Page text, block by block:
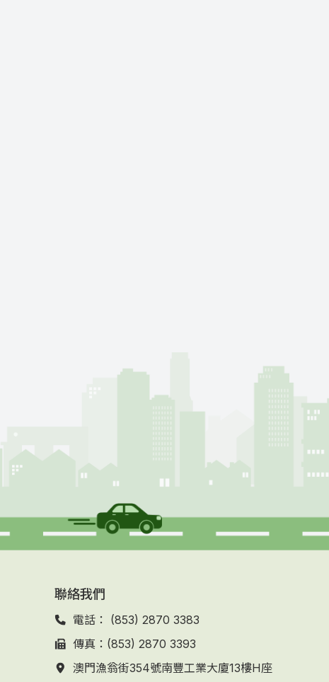
聯絡我們
電話： (853) 2870 3383
傳真：(853) 2870 3393
澳門漁翁街354號南豐工業大廈13樓H座